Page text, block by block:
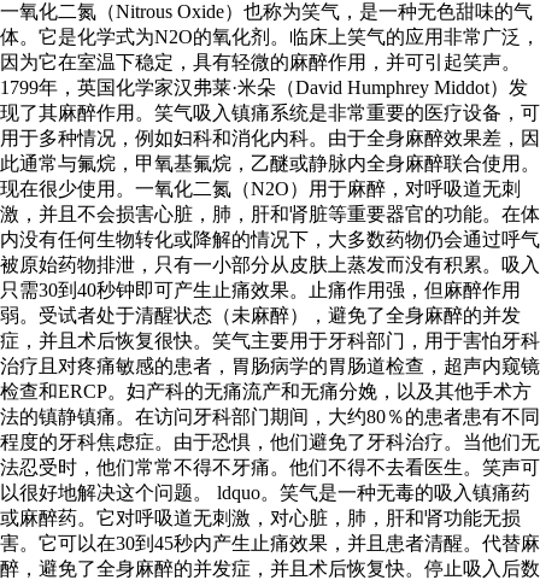
一氧化二氮（Nitrous Oxide）也称为笑气，是一种无色甜味的气
体。它是化学式为N2O的氧化剂。临床上笑气的应用非常广泛，
因为它在室温下稳定，具有轻微的麻醉作用，并可引起笑声。
1799年，英国化学家汉弗莱·米朵（David Humphrey Middot）发
现了其麻醉作用。笑气吸入镇痛系统是非常重要的医疗设备，可
用于多种情况，例如妇科和消化内科。由于全身麻醉效果差，因
此通常与氟烷，甲氧基氟烷，乙醚或静脉内全身麻醉联合使用。
现在很少使用。一氧化二氮（N2O）用于麻醉，对呼吸道无刺
激，并且不会损害心脏，肺，肝和肾脏等重要器官的功能。在体
内没有任何生物转化或降解的情况下，大多数药物仍会通过呼气
被原始药物排泄，只有一小部分从皮肤上蒸发而没有积累。吸入
只需30到40秒钟即可产生止痛效果。止痛作用强，但麻醉作用
弱。受试者处于清醒状态（未麻醉），避免了全身麻醉的并发
症，并且术后恢复很快。笑气主要用于牙科部门，用于害怕牙科
治疗且对疼痛敏感的患者，胃肠病学的胃肠道检查，超声内窥镜
检查和ERCP。妇产科的无痛流产和无痛分娩，以及其他手术方
法的镇静镇痛。在访问牙科部门期间，大约80％的患者患有不同
程度的牙科焦虑症。由于恐惧，他们避免了牙科治疗。当他们无
法忍受时，他们常常不得不牙痛。他们不得不去看医生。笑声可
以很好地解决这个问题。 ldquo。笑气是一种无毒的吸入镇痛药
或麻醉药。它对呼吸道无刺激，对心脏，肺，肝和肾功能无损
害。它可以在30到45秒内产生止痛效果，并且患者清醒。代替麻
醉，避免了全身麻醉的并发症，并且术后恢复快。停止吸入后数